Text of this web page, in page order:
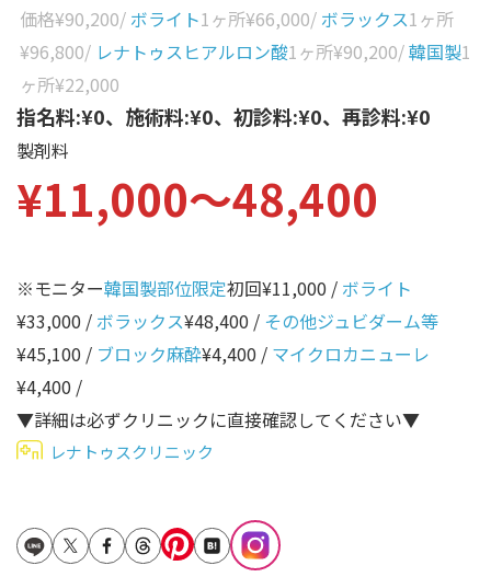
涙袋
眼窩縁（目の下）
ゴルゴライン
鼻
ほうれい線
唇
口角
顎
首
立ち耳
Gender
女性
その他
Age
年代から探す
10代
20代
50代
価格¥90,200/ ボライト1ヶ所¥66,000/ ボラックス1ヶ所
¥96,800/ レナトゥスヒアルロン酸1ヶ所¥90,200/韓国製1
ヶ所¥22,000
指名料:¥0、施術料:¥0、初診料:¥0、再診料:¥0
製剤料
¥11,000〜48,400
※モニター韓国製部位限定初回¥11,000 / ボライト
¥33,000 / ボラックス¥48,400 / その他ジュビダーム等
¥45,100 / ブロック麻酔¥4,400 / マイクロカニューレ
¥4,400 /
▼詳細は必ずクリニックに直接確認してください▼
レナトゥスクリニック